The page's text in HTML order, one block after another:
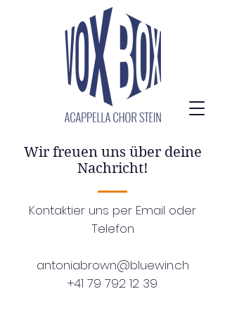
Wir freuenuns über deine
Nachricht!
Kontaktier uns per Email oder
Telefon
antoniabrown@bluewin.ch
+41 79 792 12 39